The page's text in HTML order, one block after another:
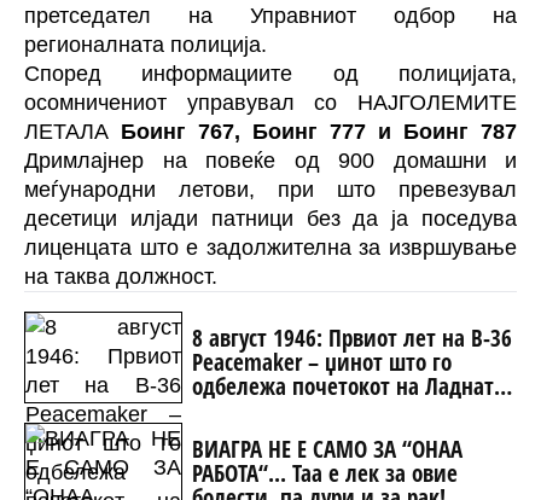
претседател на Управниот одбор на
регионалната полиција.
Според информациите од полицијата,
осомничениот управувал со НАЈГОЛЕМИТЕ
ЛЕТАЛА Боинг 767, Боинг 777 и Боинг 787
Дримлајнер на повеќе од 900 домашни и
меѓународни летови, при што превезувал
десетици илјади патници без да ја поседува
лиценцата што е задолжителна за извршување
на таква должност.
8 август 1946: Првиот лет на B-36
Peacemaker – џинот што го
одбележа почетокот на Ладната
ВИАГРА НЕ Е САМО ЗА “ОНАА
РАБОТА“... Таа е лек за овие